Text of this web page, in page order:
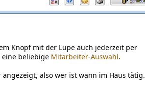
Knopf mit der Lupe auch jederzeit per
eine beliebige Mitarbeiter-Auswahl.
also wer ist wann im Haus tätig.